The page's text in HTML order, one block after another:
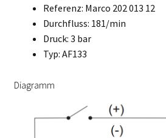
Referenz: Marco 202 013 12
Durchfluss: 181/min
Druck: 3 bar
Typ: AF133
Diagramm